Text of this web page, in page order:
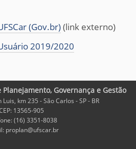
(Gov.br)(link externo)
2019/2020
Governança e Gestão
km 235 - São Carlos - SP - BR
13565-905
(16) 3351-8038
proplan@ufscar.br